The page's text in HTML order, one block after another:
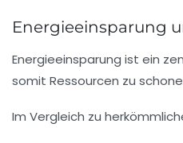
Energieeinsparung
Energieeinsparung ist ein
somit Ressourcen zu
Im Vergleich zu